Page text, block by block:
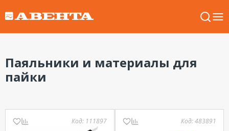
Паяльники и материалы для
пайки
Код: 111897 Код:483891